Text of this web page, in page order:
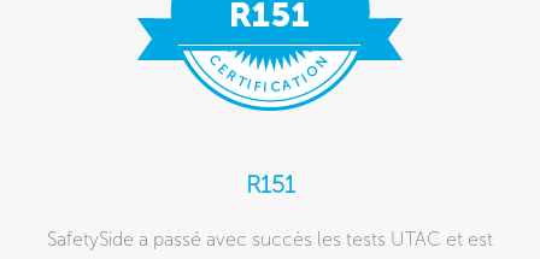
R151
SafetySide a passé avec succès les tests UTAC et est